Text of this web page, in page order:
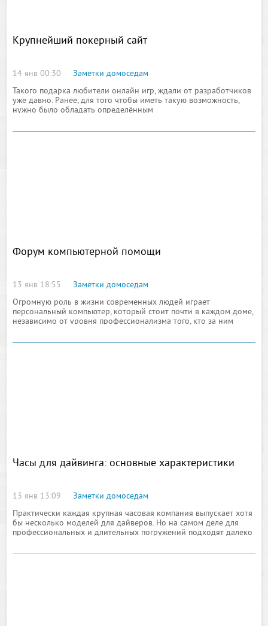
Крупнейший покерный сайт
14 янв 00:30
Заметки домоседам
Такого подарка любители онлайн игр, ждали от разработчиков
уже давно. Ранее, для того чтобы иметь такую возможность,
нужно было обладать определённым
Форум компьютерной помощи
13 янв 18:55
Заметки домоседам
Огромную роль в жизни современных людей играет
персональный компьютер, который стоит почти в каждом доме,
независимо от уровня профессионализма того, кто за ним
Часы для дайвинга: основные характеристики
13 янв 13:09
Заметки домоседам
Практически каждая крупная часовая компания выпускает хотя
бы несколько моделей для дайверов. Но на самом деле для
профессиональных и длительных погружений подходят далеко